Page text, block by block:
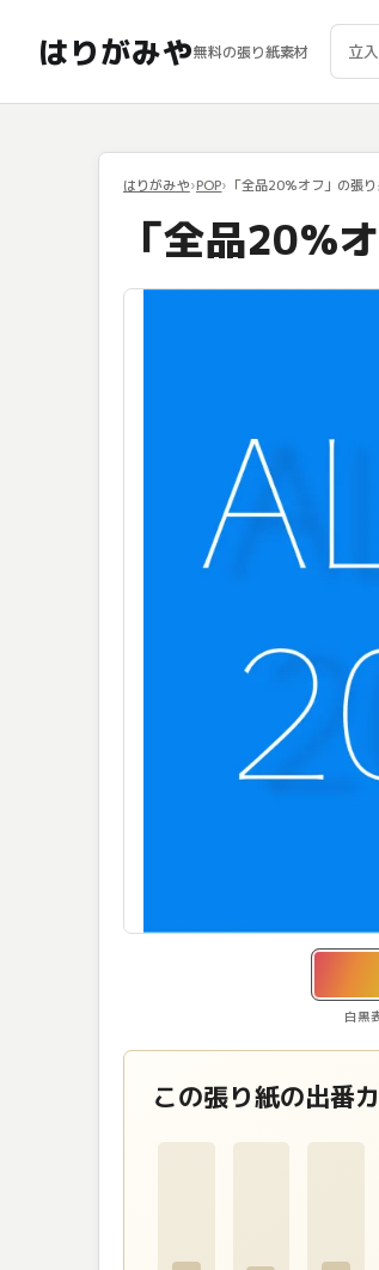
はりがみや無料の張り紙素材
はりがみや POP 「全品20%オフ」の張
「全品20%
白黒
カラー印刷イメージを表示し
この張り紙の出番